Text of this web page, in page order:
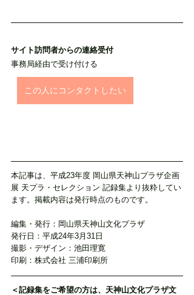
サイト訪問者からの連絡受付
事務局経由で受け付ける
この人にコンタクトしたい
本記事は、平成23年度 岡山県天神山プラザ企画
展 天プラ・セレクション 記録集より抜粋してい
ます。掲載内容は発行時点のものです。
編集・発行：岡山県天神山文化プラザ
発行日：平成24年3月31日
撮影・デザイン：池田理寛
印刷：株式会社 三浦印刷所
＜記録集をご希望の方は、天神山文化プラザ文